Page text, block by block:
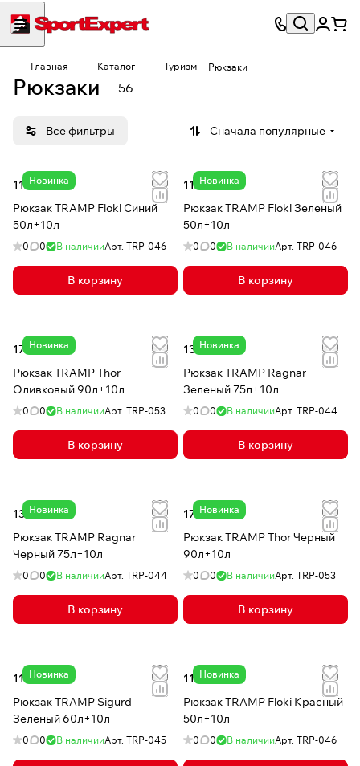
Главная Каталог Туризм Рюкзаки
Рюкзаки 56
Все фильтры Сначала популярные
Новинка
11 087 ₽
Рюкзак TRAMP Floki Синий
50л+10л
0 0 В наличииАрт. TRP-046
В корзину
Новинка
11 087 ₽
Рюкзак TRAMP Floki Зеленый
50л+10л
0 0 В наличииАрт. TRP-046
В корзину
Новинка
17 386 ₽
Рюкзак TRAMP Thor
Оливковый 90л+10л
0 0 В наличииАрт. TRP-053
В корзину
Новинка
13 885 ₽
Рюкзак TRAMP Ragnar
Зеленый 75л+10л
0 0 В наличииАрт. TRP-044
В корзину
Новинка
13 885 ₽
Рюкзак TRAMP Ragnar
Черный 75л+10л
0 0 В наличииАрт. TRP-044
В корзину
Новинка
17 386 ₽
Рюкзак TRAMP Thor Черный
90л+10л
0 0 В наличииАрт. TRP-053
В корзину
Новинка
11 547 ₽
Рюкзак TRAMP Sigurd
Зеленый 60л+10л
0 0 В наличииАрт. TRP-045
Новинка
11 087 ₽
Рюкзак TRAMP Floki Красный
50л+10л
0 0 В наличииАрт. TRP-046